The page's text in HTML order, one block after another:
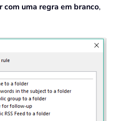
com uma regra em branco,